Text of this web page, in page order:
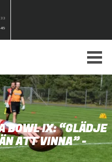
33
49
BOWL IX: “GLÄDJE
ATT VINNA” -